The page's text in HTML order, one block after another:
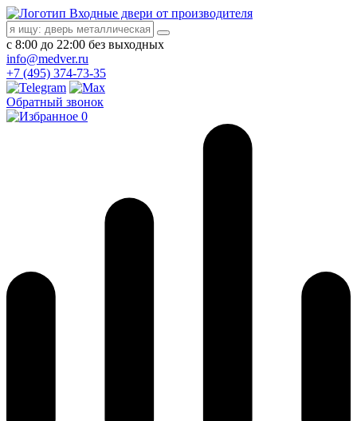
Входные двери от производителя
с 8:00 до 22:00 без выходных
info@medver.ru
+7 (495) 374-73-35
Обратный звонок
0